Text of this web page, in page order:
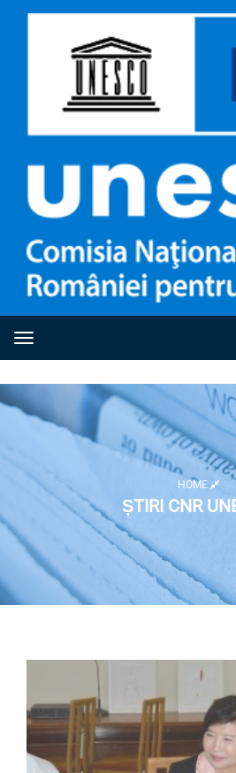
Toggle navigation
HOME
ȘTIRI CNR
Listă activități